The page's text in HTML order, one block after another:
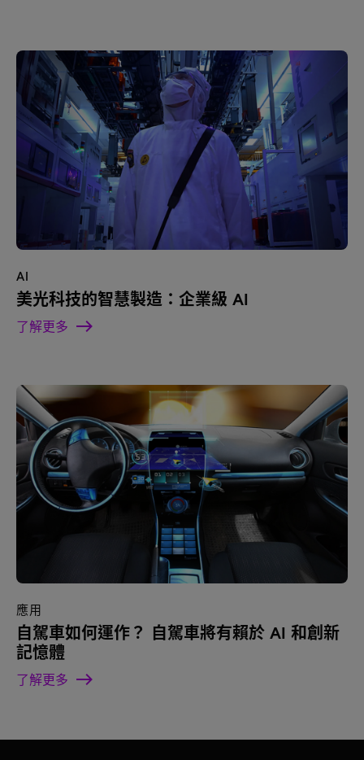
AI
美光科技的智慧製造：企業級 AI
了解更多
應用
自駕車如何運作？ 自駕車將有賴於 AI 和創新
記憶體
了解更多